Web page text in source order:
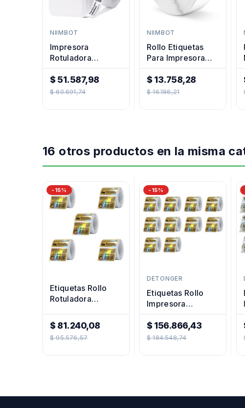
NIIMBOT
Impresora
Rotuladora
Niimbot D110
$ 51.587,98
Precio
$ 60.691,74
NIIMBOT
Rollo Etiquetas
Para Impresora
Niimbot Termica
15x50mm
$ 13.758,28
Precio
$ 16.186,21
16 otros productos en la misma
-15%
Etiquetas Rollo
Rotuladora
Termica
40x30mm
Doradas X5u
$ 81.240,08
Precio
$ 95.576,57
-15%
DETONGER
Etiquetas Rollo
Impresora
Termica
40x30mm
Dorados X10u
$ 156.866,43
Precio
$ 184.548,74